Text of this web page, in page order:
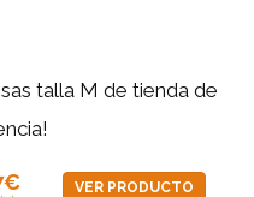
talla M de tienda de
VER PRODUCTO